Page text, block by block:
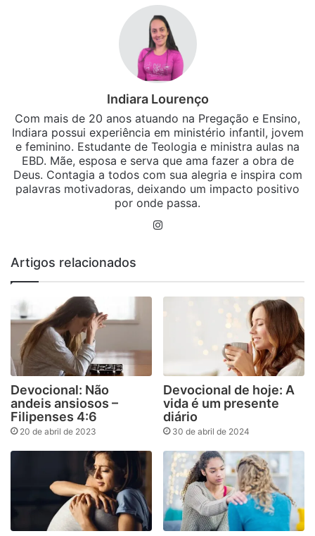
Indiara Lourenço
Com mais de 20 anos atuando na Pregação e Ensino,
Indiara possui experiência em ministério infantil, jovem
e feminino. Estudante de Teologia e ministra aulas na
EBD. Mãe, esposa e serva que ama fazer a obra de
Deus. Contagia a todos com sua alegria e inspira com
palavras motivadoras, deixando um impacto positivo
por onde passa.
Artigos relacionados
Devocional: Não
andeis ansiosos –
Filipenses 4:6
20 de abril de 2023
Devocional de hoje: A
vida é um presente
diário
30 de abril de 2024